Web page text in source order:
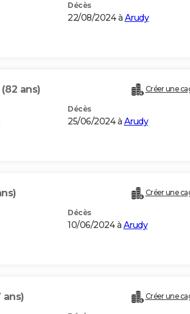
Décès
22/08/2024 à Arudy
(82 ans) Créer une
Décès
25/06/2024 à Arudy
Créer une
Décès
10/06/2024 à Arudy
ans) Créer une